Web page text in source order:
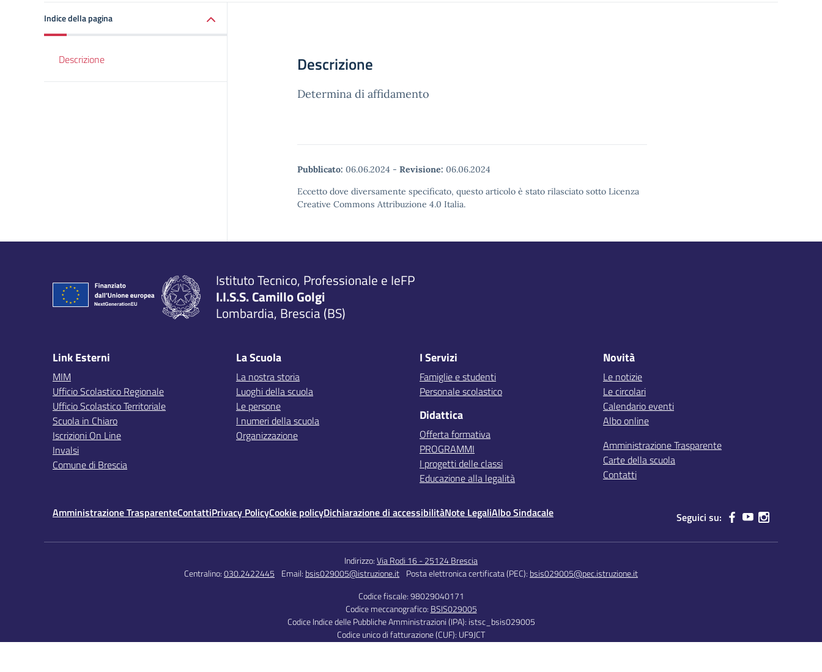
Indice della pagina
Descrizione Descrizione
Determina di affidamento
Pubblicato: 06.06.2024 - Revisione: 06.06.2024
Eccetto dove diversamente specificato, questo articolo è stato rilasciato sotto Licenza
Creative Commons Attribuzione 4.0 Italia.
Istituto Tecnico, Professionale e IeFP
I.I.S.S. Camillo Golgi
Lombardia, Brescia (BS)
Link Esterni
MIM
Ufficio Scolastico Regionale
Ufficio Scolastico Territoriale
Scuola in Chiaro
Iscrizioni On Line
Invalsi
Comune di Brescia
La Scuola
La nostra storia
Luoghi della scuola
Le persone
I numeri della scuola
Organizzazione
I Servizi
Famiglie e studenti
Personale scolastico
Didattica
Offerta formativa
PROGRAMMI
I progetti delle classi
Educazione alla legalità
Novità
Le notizie
Le circolari
Calendario eventi
Albo online
Amministrazione Trasparente
Carte della scuola
Contatti
Amministrazione TrasparenteContattiPrivacy PolicyCookie policyDichiarazione di accessibilitàNote LegaliAlbo Sindacale Seguici su:
Indirizzo:Via Rodi 16 - 25124 Brescia
Centralino:030.2422445 Email: bsis029005@istruzione.it Posta elettronica certificata (PEC): bsis029005@pec.istruzione.it
Codice fiscale: 98029040171
Codice meccanografico: BSIS029005
Codice Indice delle Pubbliche Amministrazioni (IPA): istsc_bsis029005
Codice unico di fatturazione (CUF): UF9JCT